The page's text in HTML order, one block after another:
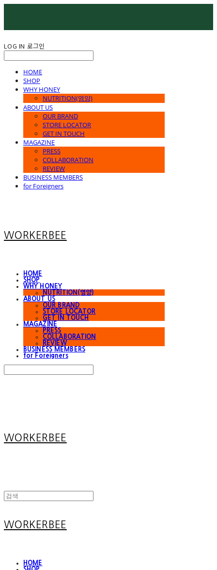
LOG IN 로그인
HOME
SHOP
WHY HONEY
NUTRITION(영양)
ABOUT US
OUR BRAND
STORE LOCATOR
GET IN TOUCH
MAGAZINE
PRESS
COLLABORATION
REVIEW
BUSINESS MEMBERS
for Foreigners
WORKERBEE
HOME
SHOP
WHY HONEY
NUTRITION(영양)
ABOUT US
OUR BRAND
STORE LOCATOR
GET IN TOUCH
MAGAZINE
PRESS
COLLABORATION
REVIEW
BUSINESS MEMBERS
for Foreigners
WORKERBEE
WORKERBEE
HOME